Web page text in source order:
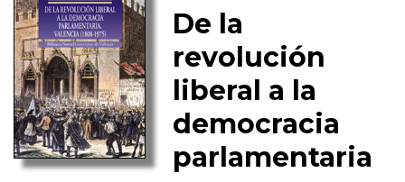
De la
revolución
liberal a la
democracia
parlamentaria